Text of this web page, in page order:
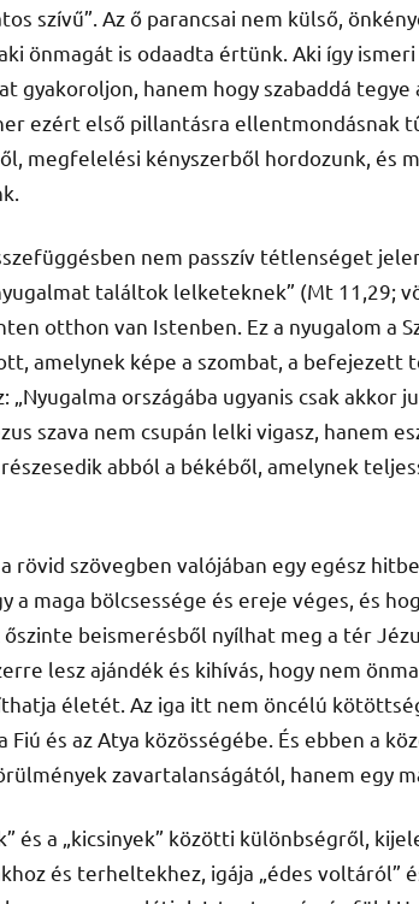
szívű”. Az ő parancsai nem külső,
önmagát is odaadta értünk. Aki így
gyakoroljon, hanem hogy szabaddá tegye
ezért első pillantásra ellentmondásnak
megfelelési kényszerből hordozunk, és
nem passzív tétlenséget
találtok lelketeknek” (Mt 11,29;
otthon van Istenben. Ez a nyugalom a
amelynek képe a szombat, a befejezett
országába ugyanis csak akkor
szava nem csupán lelki vigasz, hanem
abból a békéből, amelynek
rövid szövegben valójában egy egész
a maga bölcsessége és ereje véges, és
beismerésből nyílhat meg a tér
lesz ajándék és kihívás, hogy nem
életét. Az iga itt nem öncélú
és az Atya közösségébe. És ebben a
zavartalanságától, hanem egy
és a „kicsinyek” közötti különbségről,
és terheltekhez, igája „édes voltáról”